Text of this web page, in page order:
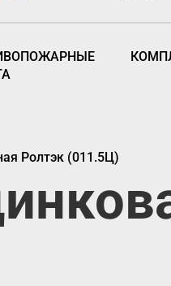
Ролтэк (011.5Ц)